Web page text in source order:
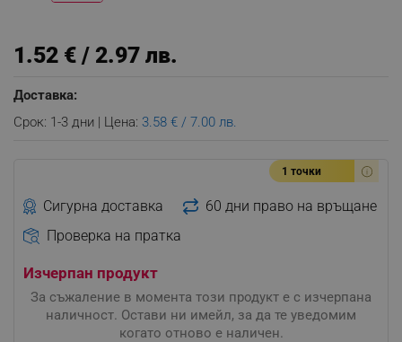
1.52 € / 2.97 лв.
Доставка:
Срок: 1-3 дни | Цена: 3.58 € / 7.00 лв.
1 точки
Сигурна доставка
60 дни право на връщане
Проверка на пратка
Изчерпан продукт
За съжаление в момента този продукт е с изчерпана
наличност. Остави ни имейл, за да те уведомим
когато отново е наличен.